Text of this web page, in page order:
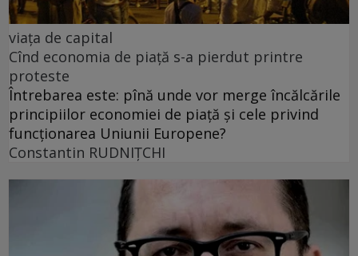
viața de capital
Cînd economia de piață s-a pierdut printre
proteste
Întrebarea este: pînă unde vor merge încălcările
principiilor economiei de piață și cele privind
funcționarea Uniunii Europene?
Constantin RUDNIŢCHI